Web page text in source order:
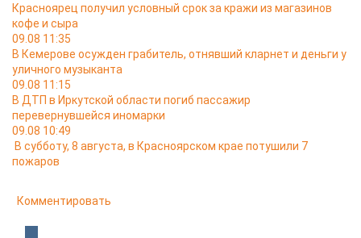
Красноярец получил условный срок за кражи из магазинов
кофе и сыра
09.08 11:35
В Кемерове осужден грабитель, отнявший кларнет и деньги у
уличного музыканта
09.08 11:15
В ДТП в Иркутской области погиб пассажир
перевернувшейся иномарки
09.08 10:49
В субботу, 8 августа, в Красноярском крае потушили 7
пожаров
Комментировать